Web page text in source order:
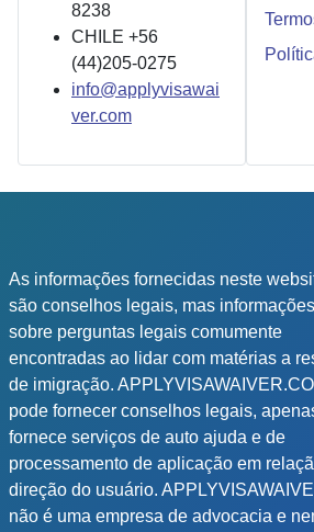
8238
CHILE +56
(44)205-0275
info@applyvisawai
ver.com
As informações fornecidas neste
são conselhos legais, mas
sobre perguntas legais comumente
encontradas ao lidar com matérias a
de imigração.
pode fornecer conselhos legais,
fornece serviços de auto ajuda e de
processamento de aplicação em
direção do usuário.
não é uma empresa de advocacia e